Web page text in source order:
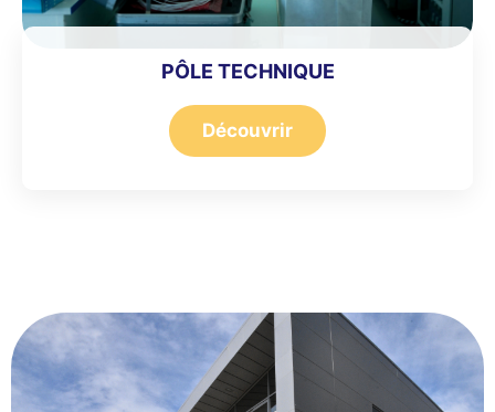
PÔLE TECHNIQUE
Découvrir